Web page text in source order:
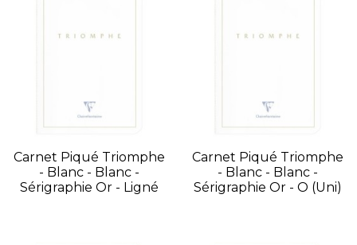
Carnet Piqué Triomphe
- Blanc - Blanc -
Sérigraphie Or - Ligné
Carnet Piqué Triomphe
- Blanc - Blanc -
Sérigraphie Or - O (uni)